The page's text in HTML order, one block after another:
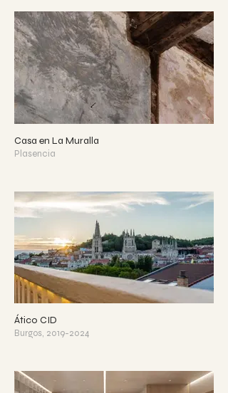
Casa en La Muralla
Plasencia
Ático CID
Burgos, 2019-2024